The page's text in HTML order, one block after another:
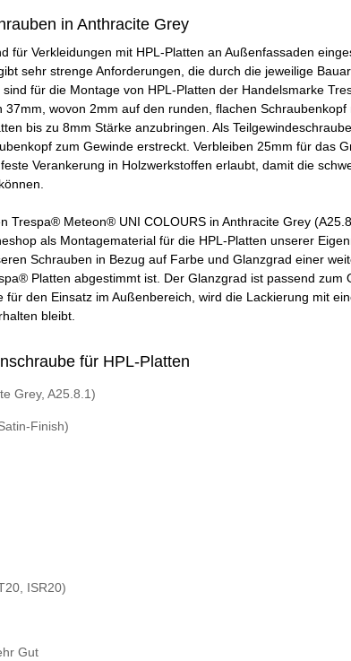
in Anthracite Grey
für Verkleidungen mit HPL-Platten an Außenfassaden
sehr strenge Anforderungen, die durch die jeweilige
für die Montage von HPL-Platten der Handelsmarke
wovon 2mm auf den runden, flachen
bis zu 8mm Stärke anzubringen. Als
zum Gewinde erstreckt. Verbleiben 25mm für das
Verankerung in Holzwerkstoffen erlaubt, damit die
Trespa® Meteon® UNI COLOURS in Anthracite Grey
als Montagematerial für die HPL-Platten unserer
Schrauben in Bezug auf Farbe und Glanzgrad einer
Platten abgestimmt ist. Der Glanzgrad ist passend zum
für den Einsatz im Außenbereich, wird die Lackierung mit
bleibt.
für HPL-Platten
Grey, A25.8.1)
Finish)
ISR20)
Gut